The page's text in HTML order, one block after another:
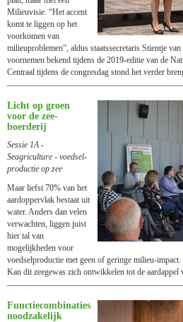
Milieuvisie. “Het accent
komt te liggen op het
voorkomen van
milieuproblemen”, aldus staatssecretaris Stientje
voornemen bekend tijdens de 2019-editie van de
Centraal tijdens de congresdag stond het verder
Licht op groen
voor de zee­
boerderij
Sessie 1A -
Seagriculture - voedsel­
productie op zee
Maar liefst 70% van het
aardoppervlak bestaat uit
water. Anders dan velen
verwachten, liggen juist
hier tal van
mogelijkheden voor
voedselproductie met geen of geringe milieu-
Kan dit zeegewas zich ontwikkelen tot de aardappel
Functie­combina­ties
nood­zakelijk